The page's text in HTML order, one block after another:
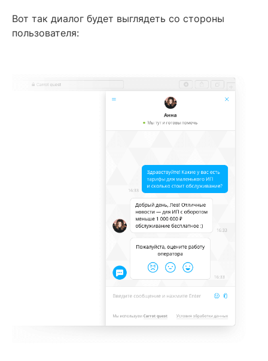
Вот так диалог будет выглядеть со стороны
пользователя: